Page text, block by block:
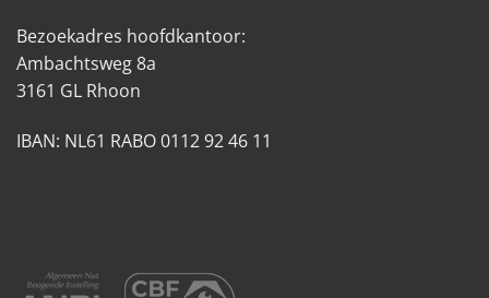
Bezoekadres hoofdkantoor:
Ambachtsweg 8a
3161 GL Rhoon
IBAN: NL61 RABO 0112 92 46 11